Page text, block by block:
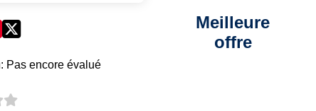
Pas encore évalué
Meilleure
offre